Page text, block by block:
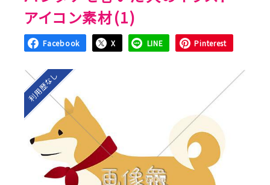
アイコン素材(1)
Facebook X LINE Pinterest
利用歴なし